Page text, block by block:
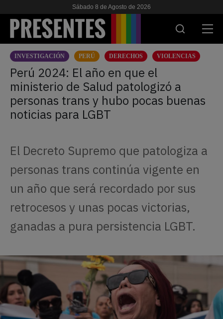
Sábado 8 de Agosto de 2026
ACTUALIDAD
INVESTIGACIONES
VIH & SIDA
NOSOTRES
APOYANOS
ES EN
INVESTIGACIÓN PERÚ DERECHOS VIOLENCIAS
Perú 2024: El año en que el
ministerio de Salud patologizó a
personas trans y hubo pocas buenas
noticias para LGBT
El Decreto Supremo que patologiza a
personas trans continúa vigente en
un año que será recordado por sus
retrocesos y unas pocas victorias,
ganadas a pura persistencia LGBT.